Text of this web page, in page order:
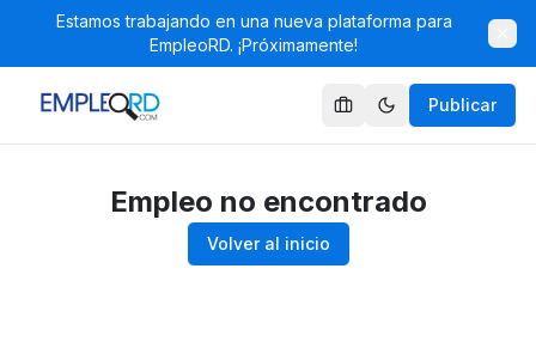
Estamos trabajando en una nueva plataforma para
EmpleoRD. ¡Próximamente!
Publicar
Empleo no encontrado
Volver al inicio